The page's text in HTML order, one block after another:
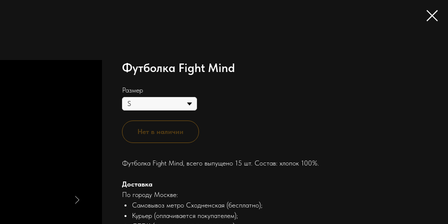
Футболка Fight Mind
Размер
Нет в наличии
Футболка Fight Mind, всего выпущено 15 шт. Состав: хлопок 100%.
Доставка
По городу Москве:
Самовывоз метро Сходненская (бесплатно);
Курьер (оплачивается покупателем);